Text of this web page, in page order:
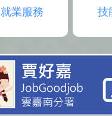
就業服務 技